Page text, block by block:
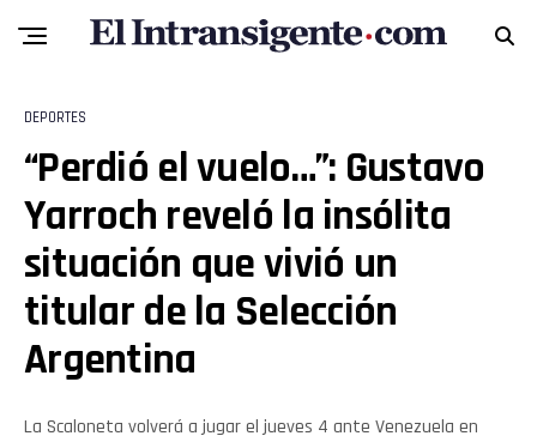
DEPORTES
“Perdió el vuelo…”: Gustavo
Yarroch reveló la insólita
situación que vivió un
titular de la Selección
Argentina
La Scaloneta volverá a jugar el jueves 4 ante Venezuela en
Flipboard
Reddit